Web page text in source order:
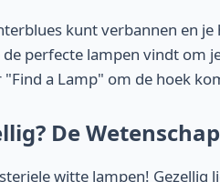
kunt verbannen en
perfecte lampen vindt om
a Lamp" om de hoek
De
witte lampen! Gezellig